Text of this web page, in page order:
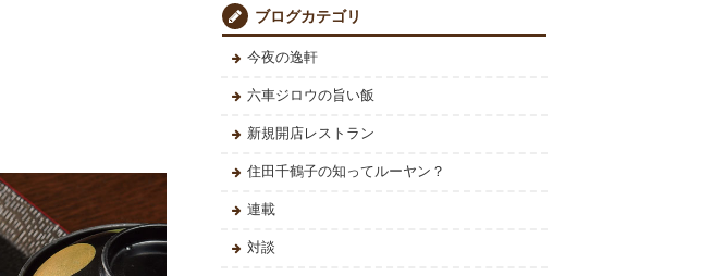
ブログカテゴリ
今夜の逸軒
六車ジロウの旨い飯
新規開店レストラン
住田千鶴子の知ってルーヤン？
連載
対談